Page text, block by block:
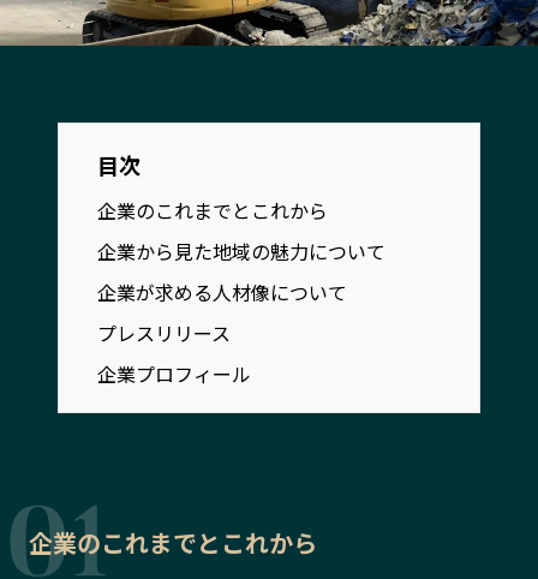
プレスリリース
Localist
SDGsの先駆者
イベント
飲食店
地域豆知識
ニッポンの百選大全集
Sporkle
お問い合わせ
目次
企業のこれまでとこれから
企業から見た地域の魅力について
企業が求める人材像について
プレスリリース
企業プロフィール
企業のこれまでとこれから